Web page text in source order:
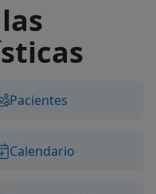
Pacientes
Calendario